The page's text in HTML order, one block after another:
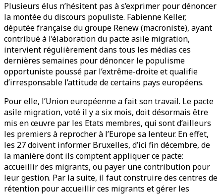
Plusieurs élus n’hésitent pas à s’exprimer pour dénoncer
la montée du discours populiste. Fabienne Keller,
députée française du groupe Renew (macroniste), ayant
contribué à l’élaboration du pacte asile migration,
intervient régulièrement dans tous les médias ces
dernières semaines pour dénoncer le populisme
opportuniste poussé par l’extrême-droite et qualifie
d’irresponsable l’attitude de certains pays européens.
Pour elle, l’Union européenne a fait son travail. Le pacte
asile migration, voté il y a six mois, doit désormais être
mis en œuvre par les Etats membres, qui sont d’ailleurs
les premiers à reprocher à l’Europe sa lenteur. En effet,
les 27 doivent informer Bruxelles, d’ici fin décembre, de
la manière dont ils comptent appliquer ce pacte:
accueillir des migrants, ou payer une contribution pour
leur gestion. Par la suite, il faut construire des centres de
rétention pour accueillir ces migrants et gérer les